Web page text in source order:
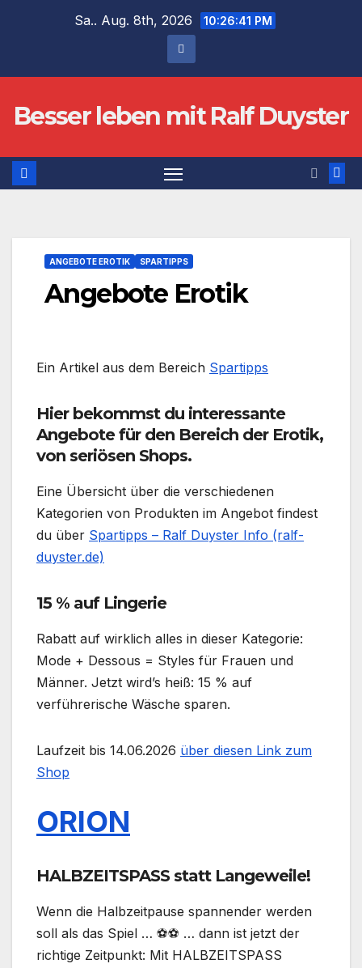
Sa.. Aug. 8th, 2026 10:26:41 PM
Besser leben mit Ralf Duyster
ANGEBOTE EROTIK SPARTIPPS
Angebote Erotik
Ein Artikel aus dem Bereich Spartipps
Hier bekommst du interessante
Angebote für den Bereich der Erotik,
von seriösen Shops.
Eine Übersicht über die verschiedenen
Kategorien von Produkten im Angebot findest
du über Spartipps – Ralf Duyster Info (ralf-
duyster.de)
15 % auf Lingerie
Rabatt auf wirklich alles in dieser Kategorie:
Mode + Dessous = Styles für Frauen und
Männer. Jetzt wird’s heiß: 15 % auf
verführerische Wäsche sparen.
Laufzeit bis 14.06.2026 über diesen Link zum
Shop
ORION
HALBZEITSPASS statt Langeweile!
Wenn die Halbzeitpause spannender werden
soll als das Spiel … ⚽⚽ … dann ist jetzt der
richtige Zeitpunkt: Mit HALBZEITSPASS